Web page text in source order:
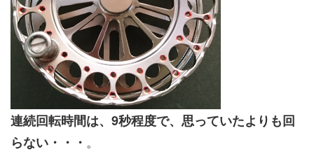
連続回転時間は、9秒程度で、思っていたよりも回
らない・・・ 。